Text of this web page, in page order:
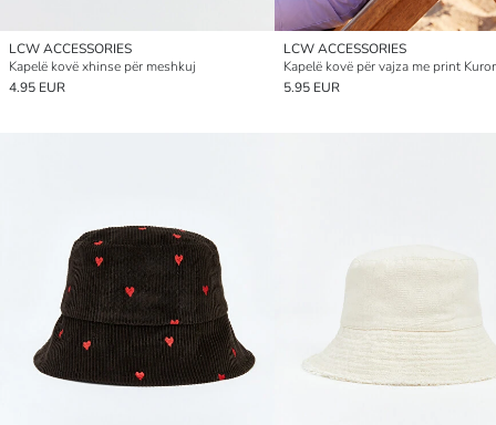
LCW ACCESSORIES
Kapelë kovë xhinse për meshkuj
4.95 EUR
LCW ACCESSORIES
Kapelë kovë për vajza me print
5.95 EUR